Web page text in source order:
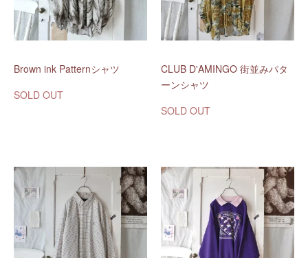
Brown ink Patternシャツ
SOLD OUT
CLUB D'AMINGO 街並みパタ
ーンシャツ
SOLD OUT